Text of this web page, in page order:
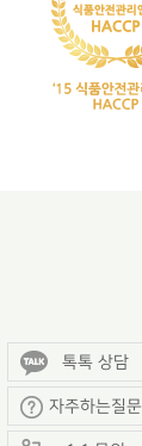
톡톡 상담
자주하는질문